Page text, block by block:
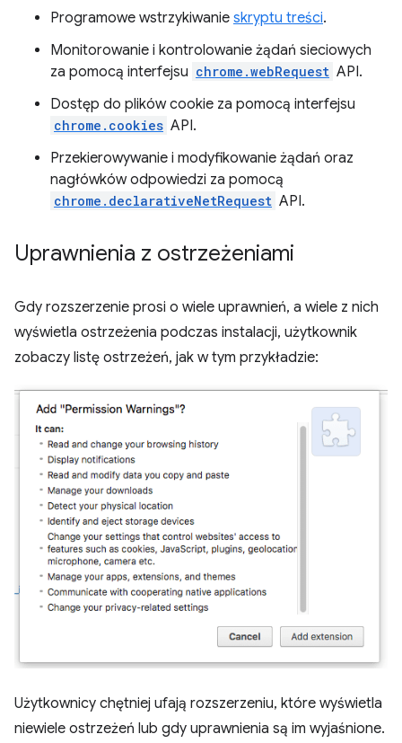
Programowe wstrzykiwanie skryptu treści.
Monitorowanie i kontrolowanie żądań sieciowych
za pomocą interfejsu chrome.webRequest API.
Dostęp do plików cookie za pomocą interfejsu
chrome.cookies API.
Przekierowywanie i modyfikowanie żądań oraz
nagłówków odpowiedzi za pomocą
chrome.declarativeNetRequest API.
Uprawnienia z ostrzeżeniami
Gdy rozszerzenie prosi o wiele uprawnień, a wiele z nich
wyświetla ostrzeżenia podczas instalacji, użytkownik
zobaczy listę ostrzeżeń, jak w tym przykładzie:
Użytkownicy chętniej ufają rozszerzeniu, które wyświetla
niewiele ostrzeżeń lub gdy uprawnienia są im wyjaśnione.